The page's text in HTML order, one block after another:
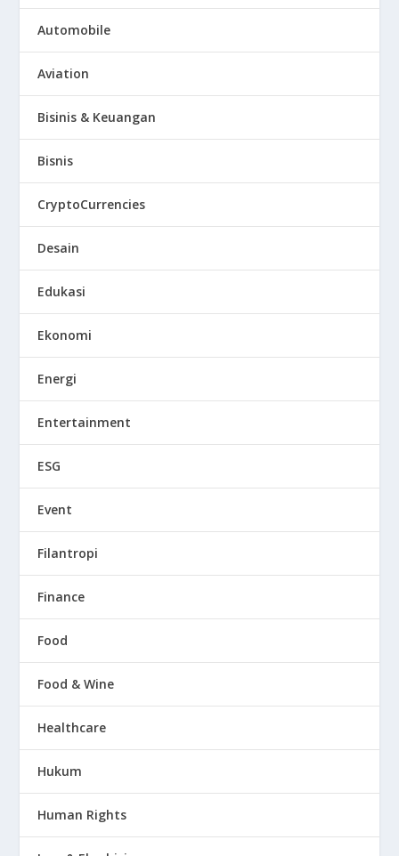
Automobile
Aviation
Bisinis & Keuangan
Bisnis
CryptoCurrencies
Desain
Edukasi
Ekonomi
Energi
Entertainment
ESG
Event
Filantropi
Finance
Food
Food & Wine
Healthcare
Hukum
Human Rights